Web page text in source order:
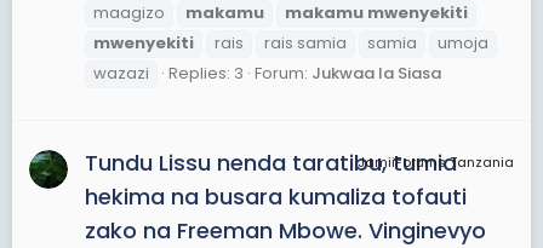
maagizo
makamu makamu mwenyekiti
mwenyekiti
rais rais samia samia
umoja
wazazi
Replies: 3 Forum: Jukwaa la Siasa
JamiiForums Tanzania
Tundu Lissu nenda taratibu, tumia
hekima na busara kumaliza tofauti
zako na Freeman Mbowe. Vinginevyo